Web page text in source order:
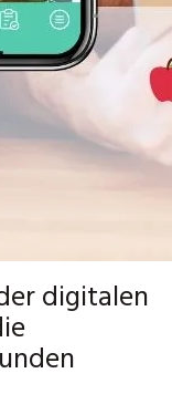
digitalen